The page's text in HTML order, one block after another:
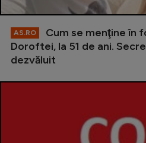
AS.RO
Cum se menţine în
Doroftei, la 51 de ani.
dezvăluit